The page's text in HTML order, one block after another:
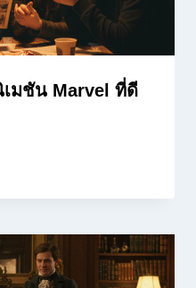
เมชัน Marvel ที่ดี